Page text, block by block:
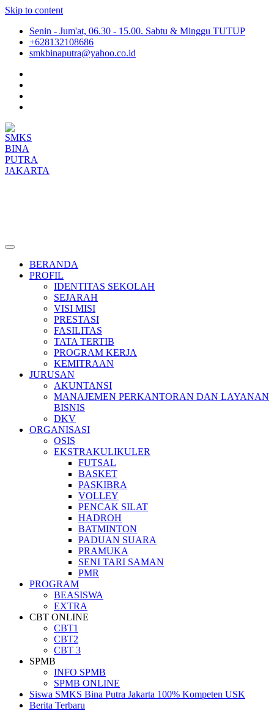
Skip to content
Senin - Jum'at, 06.30 - 15.00. Sabtu & Minggu TUTUP
+628132108686
smkbinaputra@yahoo.co.id
BERANDA
PROFIL
IDENTITAS SEKOLAH
SEJARAH
VISI MISI
PRESTASI
FASILITAS
TATA TERTIB
PROGRAM KERJA
KEMITRAAN
JURUSAN
AKUNTANSI
MANAJEMEN PERKANTORAN DAN LAYANAN
BISNIS
DKV
ORGANISASI
OSIS
EKSTRAKULIKULER
FUTSAL
BASKET
PASKIBRA
VOLLEY
PENCAK SILAT
HADROH
BATMINTON
PADUAN SUARA
PRAMUKA
SENI TARI SAMAN
PMR
PROGRAM
BEASISWA
EXTRA
CBT ONLINE
CBT1
CBT2
CBT 3
SPMB
INFO SPMB
SPMB ONLINE
Siswa SMKS Bina Putra Jakarta 100% Kompeten USK
Berita Terbaru